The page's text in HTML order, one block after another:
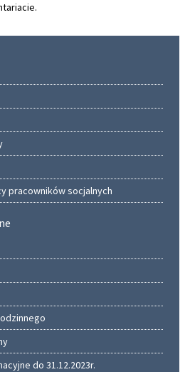
pracowników socjalnych
do 31.12.2023r.